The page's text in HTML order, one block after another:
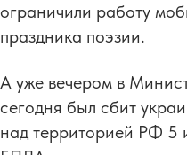
ограничили работу
праздника поэзии.
А уже вечером в
сегодня был сбит
над территорией РФ 5